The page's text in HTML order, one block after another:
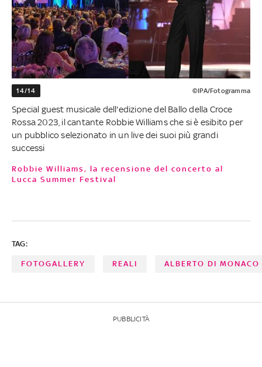
14/14 ©IPA/Fotogramma
Special guest musicale dell'edizione del Ballo della Croce
Rossa 2023, il cantante Robbie Williams che si è esibito per
un pubblico selezionato in un live dei suoi più grandi
successi
Robbie Williams, la recensione del concerto al
Lucca Summer Festival
TAG:
FOTOGALLERY REALI ALBERTO DI MONACO
PUBBLICITÀ